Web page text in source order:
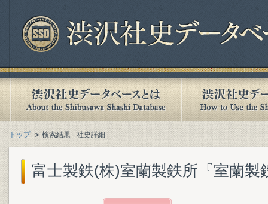
トップ 検索結果 - 社史詳細
富士製鉄(株)室蘭製鉄所『室蘭製